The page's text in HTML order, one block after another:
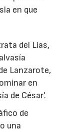
en que
del Lías,
Lanzarote,
en
de César'.
de
una